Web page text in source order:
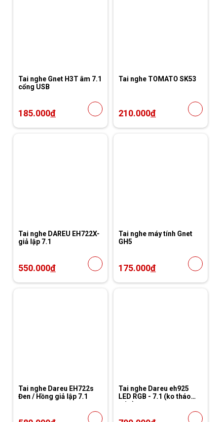
Tai nghe Gnet H3T âm 7.1
cổng USB
185.000đ
Tai nghe TOMATO SK53
210.000đ
Tai nghe DAREU EH722X-
giả lập 7.1
550.000đ
Tai nghe máy tính Gnet
GH5
175.000đ
Tai nghe Dareu EH722s
Đen / Hồng giả lập 7.1
Tai nghe Dareu eh925
LED RGB - 7.1 (ko tháo
mic )